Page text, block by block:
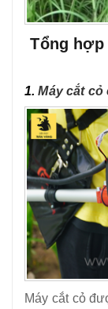
Tổng hợp
1.Máy cắt cỏ
Máy cắt cỏ